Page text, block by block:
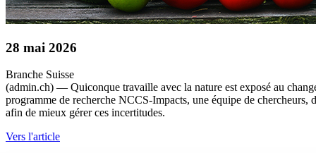
28 mai 2026
Branche Suisse
(admin.ch) — Quiconque travaille avec la nature est exposé au
programme de recherche NCCS-Impacts, une équipe de
afin de mieux gérer ces incertitudes.
Vers l'article